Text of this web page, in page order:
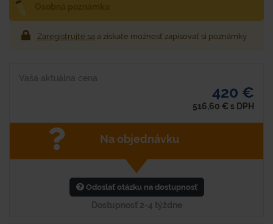
Zaregistrujte sa a získate možnosť zapisovať si poznámky
Vaša aktuálna cena
420 €
516,60 € s DPH
Na objednávku
Odoslať otázku na dostupnosť
Dostupnosť 2-4 týždne